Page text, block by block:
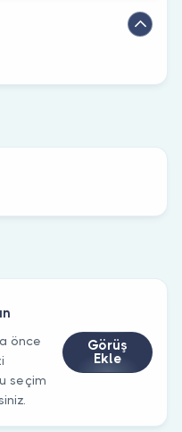
önce
seçim
Görüş
Ekle